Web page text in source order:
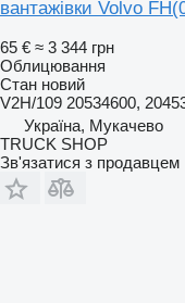
вантажівки Volvo
65 € ≈ 3 344 грн
Облицювання
Стан новий
V2H/109 20534600,
Україна, Мукачево
TRUCK SHOP
Зв'язатися з продавцем